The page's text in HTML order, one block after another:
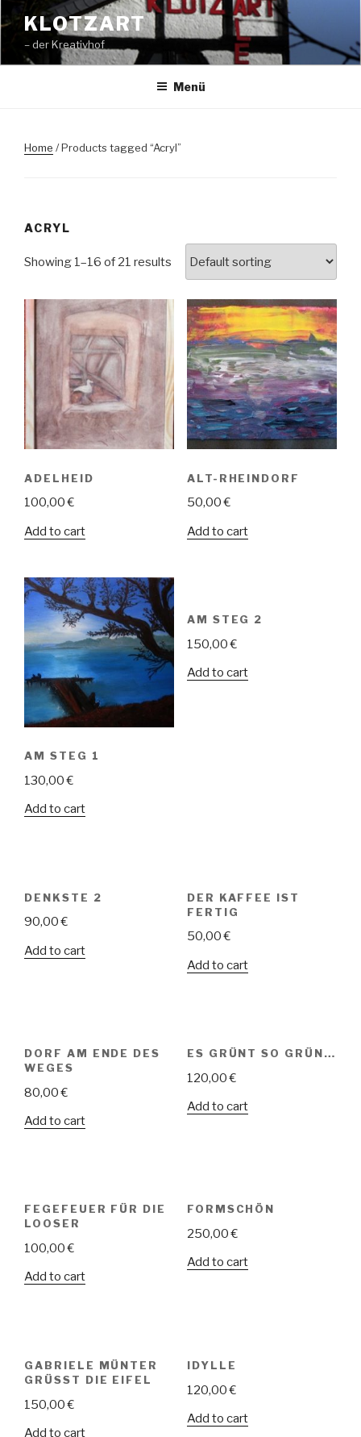
Inhalt
springen
KLOTZART
– der Kreativhof
Menü
Home / Products tagged “Acryl”
ACRYL
Showing 1–16 of 21 results
ADELHEID
100,00€
Add to cart
ALT-RHEINDORF
50,00€
Add to cart
AM STEG 1
130,00€
Add to cart
AM STEG 2
150,00€
Add to cart
DENKSTE 2
90,00€
Add to cart
DER KAFFEE IST
FERTIG
50,00€
Add to cart
DORF AM ENDE DES
WEGES
80,00€
Add to cart
ES GRÜNT SO GRÜN…
120,00€
Add to cart
FEGEFEUER FÜR DIE
LOOSER
100,00€
Add to cart
FORMSCHÖN
250,00€
Add to cart
GABRIELE MÜNTER
GRÜSST DIE EIFEL
150,00€
Add to cart
IDYLLE
120,00€
Add to cart